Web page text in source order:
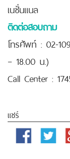
เนชั่นแนล
ติดต่อสอบถาม
โทรศัพท์ : 02-
– 18.00 น.)
Call Center :
แชร์
Facebook Twitter